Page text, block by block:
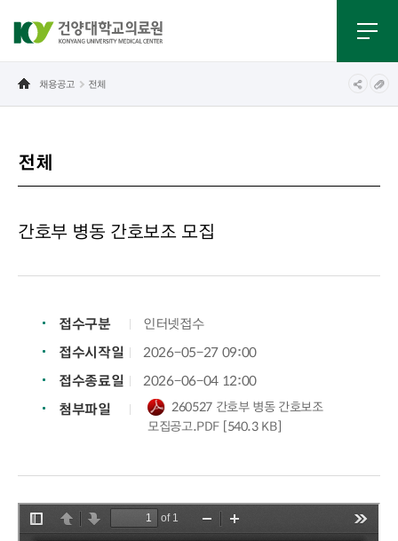
채용공고 전체
전체
간호부 병동 간호보조 모집
접수구분
인터넷접수
접수시작일
2026-05-27 09:00
접수종료일
2026-06-04 12:00
첨부파일
260527 간호부 병동 간호보조
모집공고.PDF [540.3 KB]